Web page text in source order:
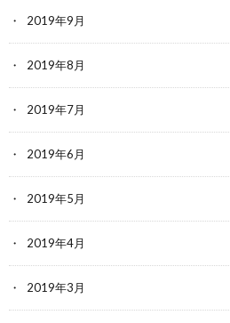
2019年9月
2019年8月
2019年7月
2019年6月
2019年5月
2019年4月
2019年3月